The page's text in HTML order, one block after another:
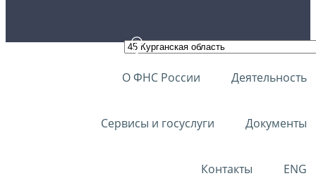
О ФНС России Деятельность
Сервисы и госуслуги Документы
Контакты ENG